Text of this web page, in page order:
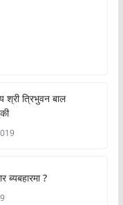
श्री त्रिभुवन बाल
ब्यबहारमा ?